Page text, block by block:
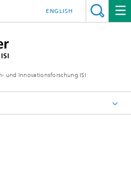
und Innovationsforschung ISI
ENGLISH